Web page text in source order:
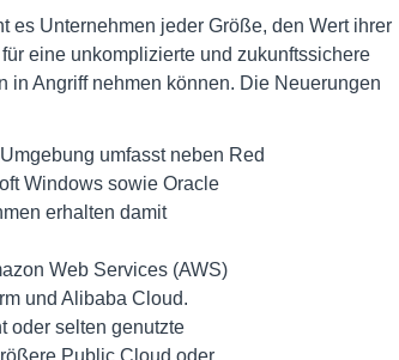
es Unternehmen jeder Größe, den Wert ihrer
eine unkomplizierte und zukunftssichere
in Angriff nehmen können. Die Neuerungen
umfasst neben Red
Web Services (AWS)